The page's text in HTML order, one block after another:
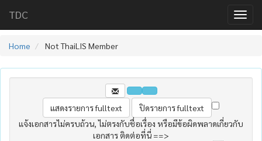
TDC
Home Not ThaiLIS Member
แจ้งเอกสารไม่ครบถ้วน, ไม่ตรงกับชื่อเรื่อง หรือมีข้อผิดพลาดเกี่ยวกับ
เอกสาร ติดต่อที่นี่ ==>